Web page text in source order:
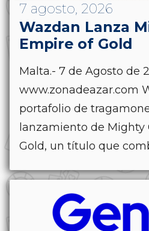
7 agosto, 2026
Wazdan Lanza
Empire of Gold
Malta.- 7 de Agosto de
www.zonadeazar.com
portafolio de
lanzamiento de Mighty
Gold, un título que